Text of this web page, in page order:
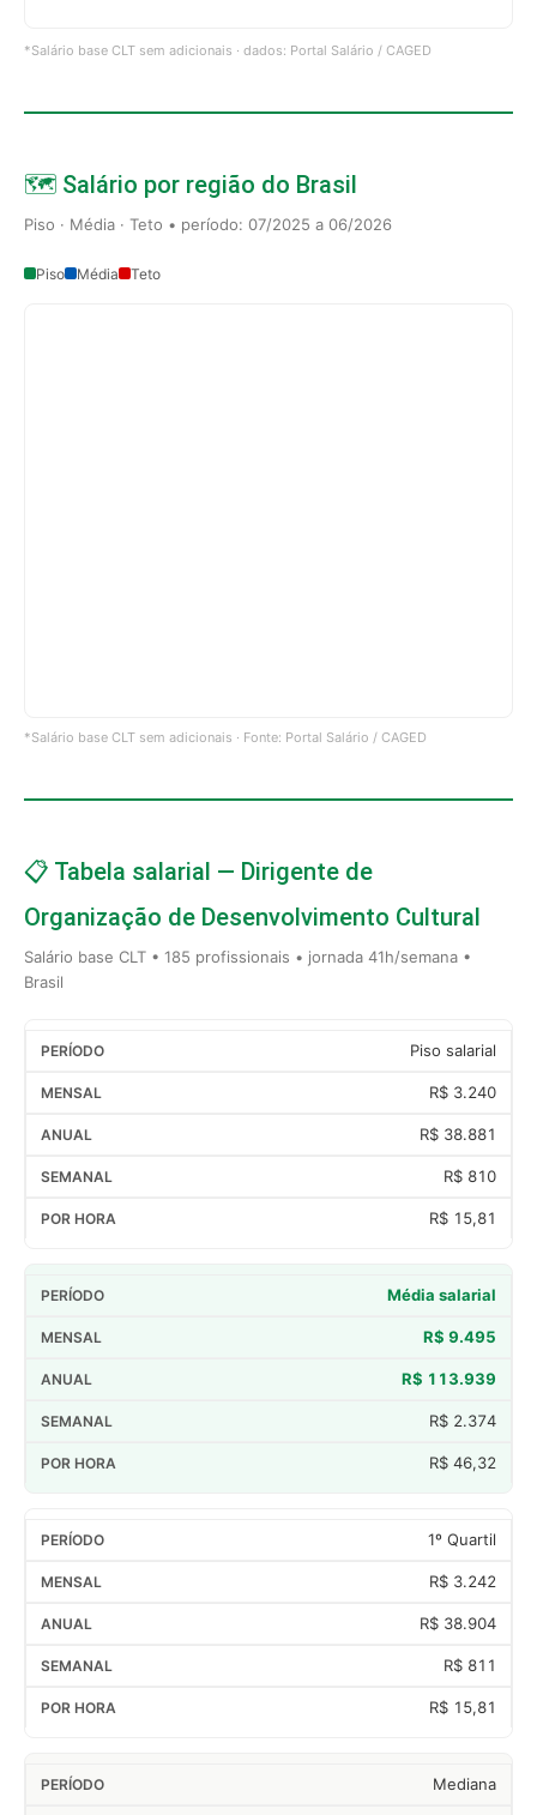
*Salário base CLT sem adicionais · dados: Portal Salário / CAGED
🗺️ Salário por região do Brasil
Piso · Média · Teto • período: 07/2025 a 06/2026
Piso Média Teto
*Salário base CLT sem adicionais · Fonte: Portal Salário / CAGED
📋 Tabela salarial — Dirigente de
Organização de Desenvolvimento Cultural
Salário base CLT • 185 profissionais • jornada 41h/semana •
Brasil
Piso salarial
R$ 3.240
R$ 38.881
R$ 810
R$ 15,81
Média salarial
R$ 9.495
R$ 113.939
R$ 2.374
R$ 46,32
1º Quartil
R$ 3.242
R$ 38.904
R$ 811
R$ 15,81
Mediana